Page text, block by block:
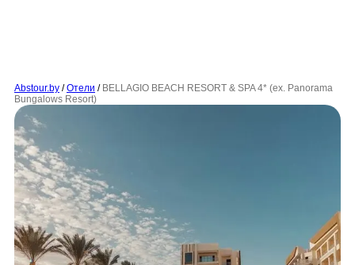
Abstour.by / Отели / BELLAGIO BEACH RESORT & SPA 4* (ex. Panorama
Bungalows Resort)